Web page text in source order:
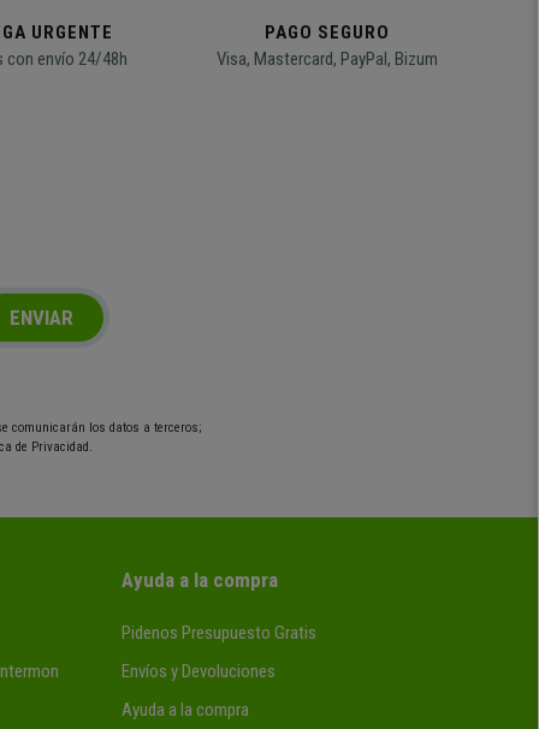
URGENTE
con envío 24/48h
PAGO SEGURO
Visa, Mastercard, PayPal, Bizum
ENVIAR
comunicarán los datos a terceros;
de Privacidad.
Ayuda a la compra
Pidenos Presupuesto Gratis
Envíos y Devoluciones
Ayuda a la compra